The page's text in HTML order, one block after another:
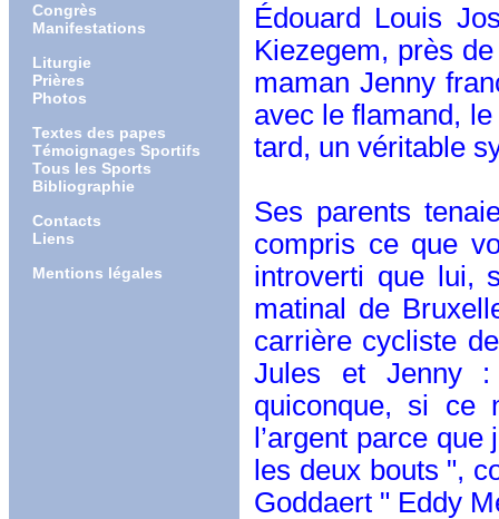
Congrès
Manifestations
Liturgie
Prières
Photos
Textes des papes
Témoignages Sportifs
Tous les Sports
Bibliographie
Contacts
Liens
Mentions légales
Édouard Louis
Kiezegem, près
maman Jenny
avec le flamand,
tard, un véritable
Ses parents
compris ce que
introverti que lui,
matinal de
carrière cycliste
Jules et Jenny
quiconque, si ce
l’argent parce
les deux bouts ",
Goddaert " Eddy